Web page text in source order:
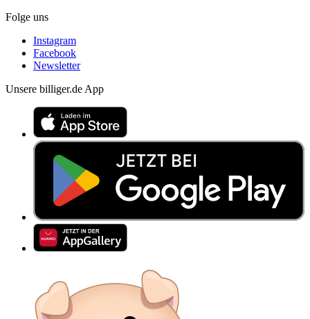
Folge uns
Instagram
Facebook
Newsletter
Unsere billiger.de App